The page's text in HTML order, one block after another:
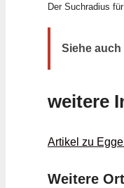
Der Suchradius
Siehe auch
weitere
Artikel zu
Weitere